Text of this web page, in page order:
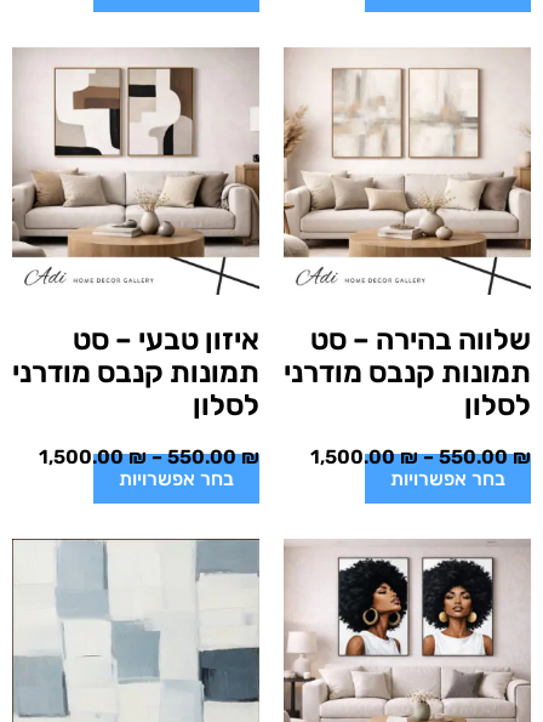
שלווה בהירה – סט
תמונות קנבס מודרני
לסלון
550.00₪
–
1,500.00₪
בחר אפשרויות
איזון טבעי – סט
תמונות קנבס מודרני
לסלון
550.00₪
–
1,500.00₪
בחר אפשרויות